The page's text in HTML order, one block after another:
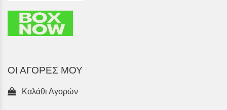
ΟΙ ΑΓΟΡΕΣ ΜΟΥ
Καλάθι Αγορών